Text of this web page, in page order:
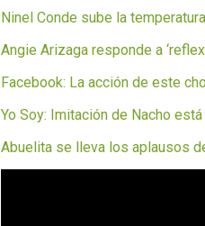
Ninel Conde sube la
Angie Arizaga responde a
Facebook: La acción de este
Yo Soy: Imitación de Nacho
Abuelita se lleva los aplausos